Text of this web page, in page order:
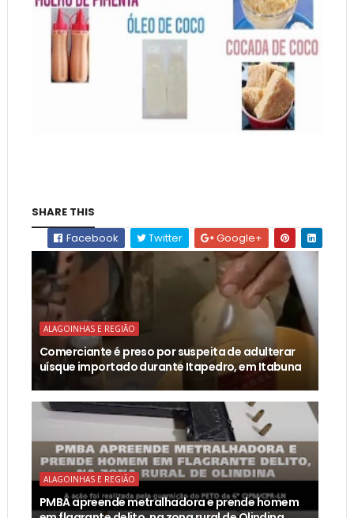
SHARE THIS
Facebook
Twitter Google+
ALAGOINHAS E REGIÃO
Comerciante é preso por suspeita de adulterar
uísque importado durante Itapedro, em Itabuna
ALAGOINHAS E REGIÃO
PMBA apreende metralhadora e prende homem